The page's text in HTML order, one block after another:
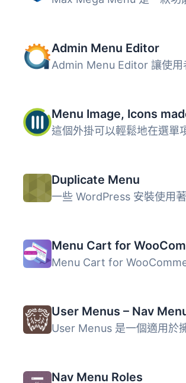
Admin Menu Editor
Menu Image, Icons
Duplicate Menu
Menu Cart for
User Menus – Nav
Nav Menu Roles